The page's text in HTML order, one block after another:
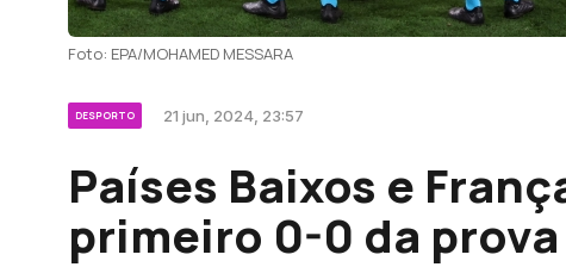
Foto: EPA/MOHAMED MESSARA
DESPORTO 21 jun, 2024, 23:57
Países Baixos e
primeiro 0-0 da prova